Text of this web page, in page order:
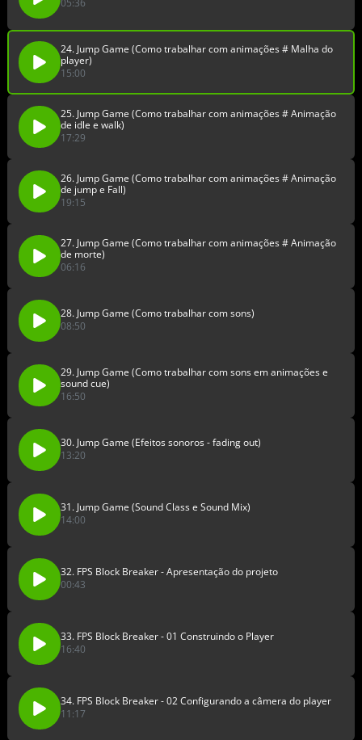
05:36
24. Jump Game (Como trabalhar com animações # Malha do
player)
15:00
25. Jump Game (Como trabalhar com animações # Animação
de idle e walk)
17:29
26. Jump Game (Como trabalhar com animações # Animação
de jump e Fall)
19:15
27. Jump Game (Como trabalhar com animações # Animação
de morte)
06:16
28. Jump Game (Como trabalhar com sons)
08:50
29. Jump Game (Como trabalhar com sons em animações e
sound cue)
16:50
30. Jump Game (Efeitos sonoros - fading out)
13:20
31. Jump Game (Sound Class e Sound Mix)
14:00
32. FPS Block Breaker - Apresentação do projeto
00:43
33. FPS Block Breaker - 01 Construindo o Player
16:40
34. FPS Block Breaker - 02 Configurando a câmera do player
11:17